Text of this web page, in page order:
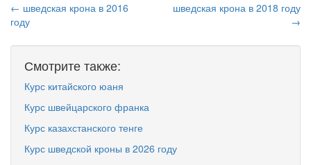
← шведская крона в 2016
году
шведская крона в 2018 году
→
Смотрите также:
Курс китайского юаня
Курс швейцарского франка
Курс казахстанского тенге
Курс шведской кроны в 2026 году